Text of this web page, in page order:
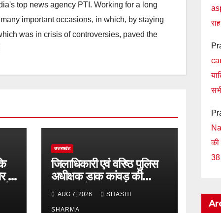
top news agency PTI. Working for a long
important occasions, in which, by staying
was in crisis of controversies, paved the
से
उत्तराखंड
जिलाधिकारी एवं वरिष्ठ पुलिस
अधीक्षक डाक कांवड़ की
व्यवस्थाओं एवं सुरक्षा का
जायजा लेने बैरागी कैंप पार्किंग
AUG 7, 2026 SHASHI
SHARMA
की
38